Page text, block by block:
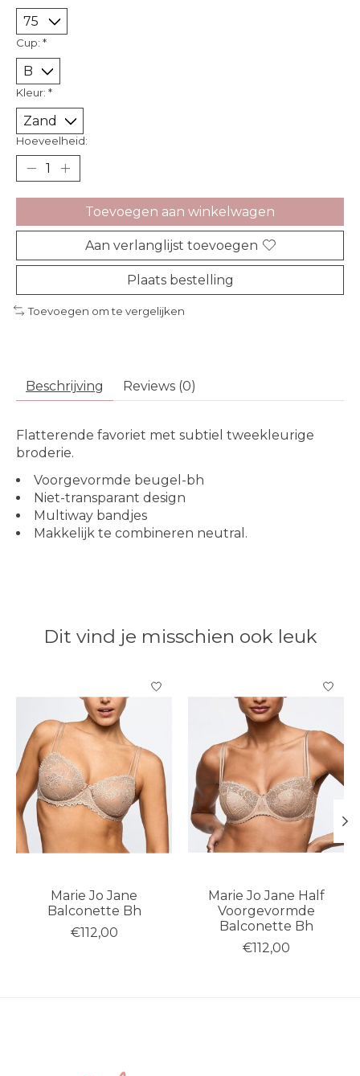
Cup: *
Kleur: *
Hoeveelheid:
Toevoegen aan winkelwagen
Aan verlanglijst toevoegen
Plaats bestelling
Toevoegen om te vergelijken
Beschrijving Reviews (0)
Flatterende favoriet met subtiel tweekleurige
broderie.
Voorgevormde beugel-bh
Niet-transparant design
Multiway bandjes
Makkelijk te combineren neutral.
Dit vind je misschien ook leuk
Items van productcarrousel
Marie Jo Jane
Balconette Bh
€112,00
Marie Jo Jane Half
Voorgevormde
Balconette Bh
€112,00